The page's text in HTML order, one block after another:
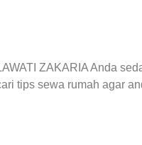
ZAKARIA Anda
tips sewa rumah agar